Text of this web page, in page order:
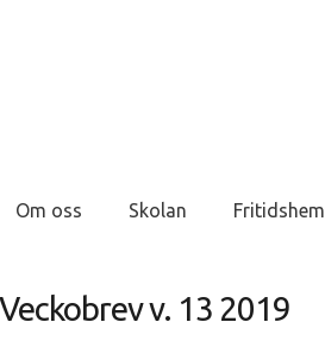
Om oss Skolan Fritidshem
Veckobrev v. 13 2019